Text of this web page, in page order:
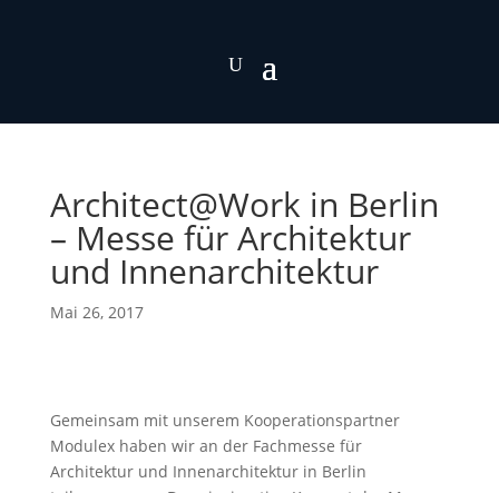
Architect@Work in Berlin
– Messe für Architektur
und Innenarchitektur
Mai 26, 2017
Gemeinsam mit unserem Kooperationspartner
Modulex haben wir an der Fachmesse für
Architektur und Innenarchitektur in Berlin